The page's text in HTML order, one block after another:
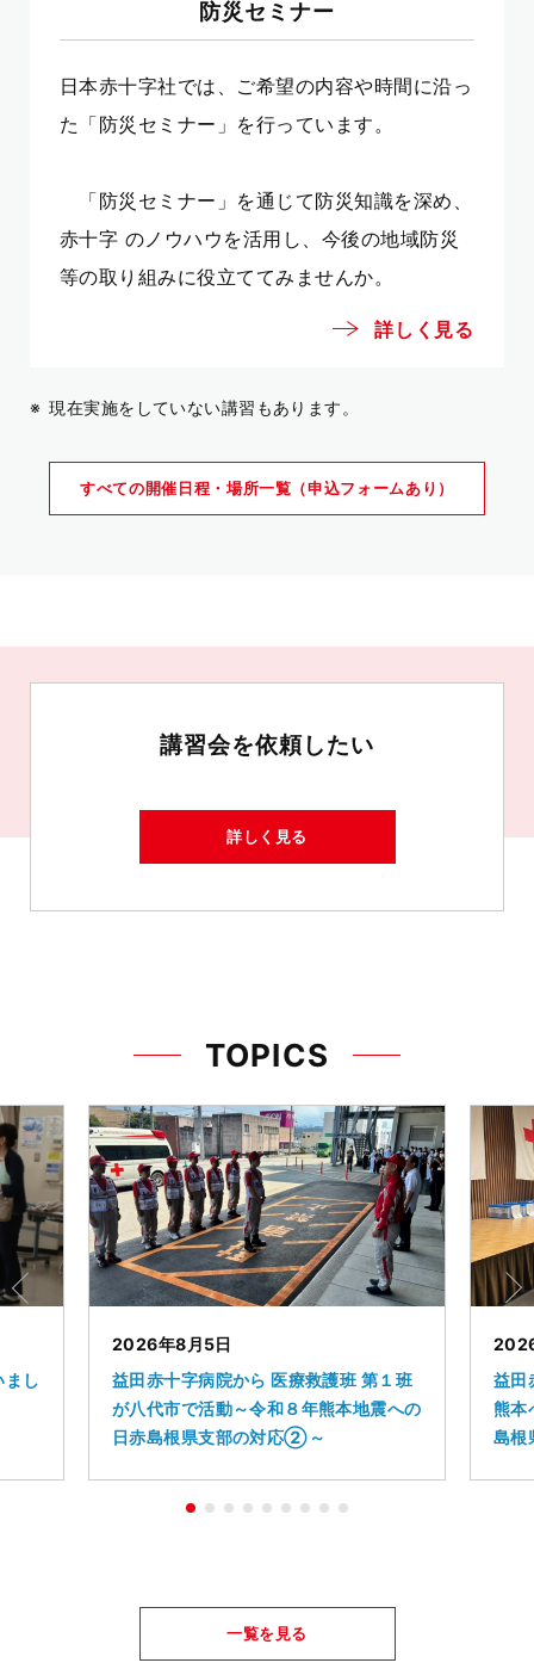
防災セミナー
日本赤十字社では、ご希望の内容や時間に沿っ
た「防災セミナー」を行っています。
「防災セミナー」を通じて防災知識を深め、
赤十字 のノウハウを活用し、今後の地域防災
等の取り組みに役立ててみませんか。
詳しく見る
現在実施をしていない講習もあります。
すべての開催日程・場所一覧（申込フォームあり）
講習会を依頼したい
詳しく見る
TOPICS
まし
2026年8月5日
益田赤十字病院から 医療救護班 第１班
が八代市で活動～令和８年熊本地震への
日赤島根県支部の対応②～
益田
熊本
島
一覧を見る